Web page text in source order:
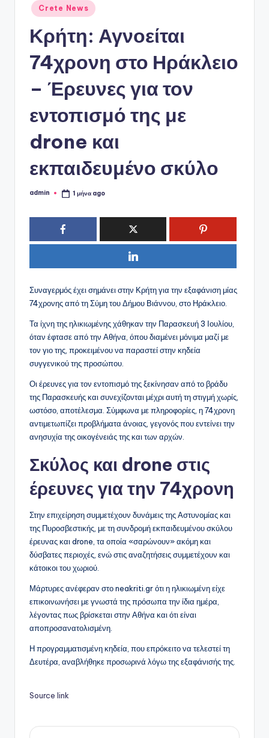
Αναρτήθηκε
σε
Crete News
Κρήτη: Αγνοείται
74χρονη στο Ηράκλειο
– Έρευνες για τον
εντοπισμό της με
drone και
εκπαιδευμένο σκύλο
Συγγραφέας:
admin 1 μήνα ago
Συναγερμός έχει σημάνει στην Κρήτη για την εξαφάνιση μίας
74χρονης από τη Σύμη του Δήμου Βιάννου, στο Ηράκλειο.
Τα ίχνη της ηλικιωμένης χάθηκαν την Παρασκευή 3 Ιουλίου,
όταν έφτασε από την Αθήνα, όπου διαμένει μόνιμα μαζί με
τον γιο της, προκειμένου να παραστεί στην κηδεία
συγγενικού της προσώπου.
Οι έρευνες για τον εντοπισμό της ξεκίνησαν από το βράδυ
της Παρασκευής και συνεχίζονται μέχρι αυτή τη στιγμή χωρίς,
ωστόσο, αποτέλεσμα. Σύμφωνα με πληροφορίες, η 74χρονη
αντιμετωπίζει προβλήματα άνοιας, γεγονός που εντείνει την
ανησυχία της οικογένειάς της και των αρχών.
Σκύλος και drone στις
έρευνες για την 74χρονη
Στην επιχείρηση συμμετέχουν δυνάμεις της Αστυνομίας και
της Πυροσβεστικής, με τη συνδρομή εκπαιδευμένου σκύλου
έρευνας και drone, τα οποία «σαρώνουν» ακόμη και
δύσβατες περιοχές, ενώ στις αναζητήσεις συμμετέχουν και
κάτοικοι του χωριού.
Μάρτυρες ανέφεραν στο neakriti.gr ότι η ηλικιωμένη είχε
επικοινωνήσει με γνωστά της πρόσωπα την ίδια ημέρα,
λέγοντας πως βρίσκεται στην Αθήνα και ότι είναι
αποπροσανατολισμένη.
Η προγραμματισμένη κηδεία, που επρόκειτο να τελεστεί τη
Δευτέρα, αναβλήθηκε προσωρινά λόγω της εξαφάνισής της.
Source link